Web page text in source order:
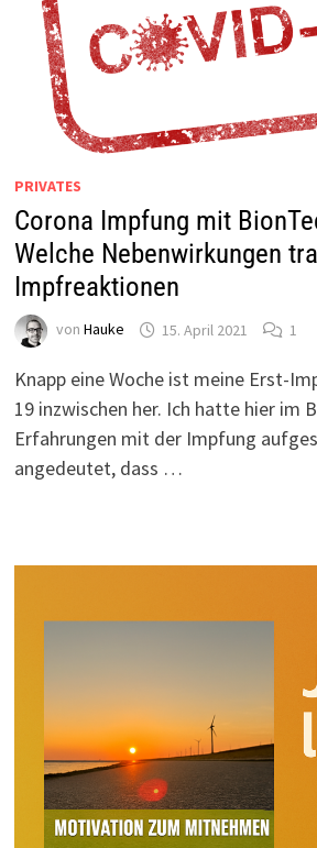
PRIVATES
Corona Impfung mit
Welche Nebenwirkungen
Impfreaktionen
von Hauke 15. April 2021 1
Knapp eine Woche ist meine Erst-
19 inzwischen her. Ich hatte hier im
Erfahrungen mit der Impfung
angedeutet, dass …